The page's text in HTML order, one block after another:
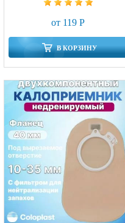
от 119 Р
В КОРЗИНУ